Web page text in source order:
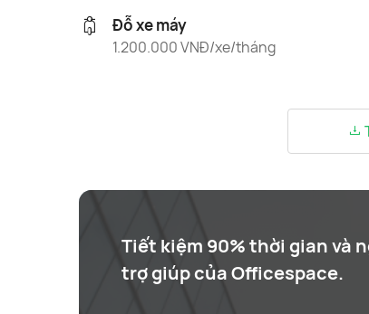
Đỗ xe máy
1.200.000 VNĐ/xe/tháng
Tiết kiệm 90% thời gian và
trợ giúp của Officespace.